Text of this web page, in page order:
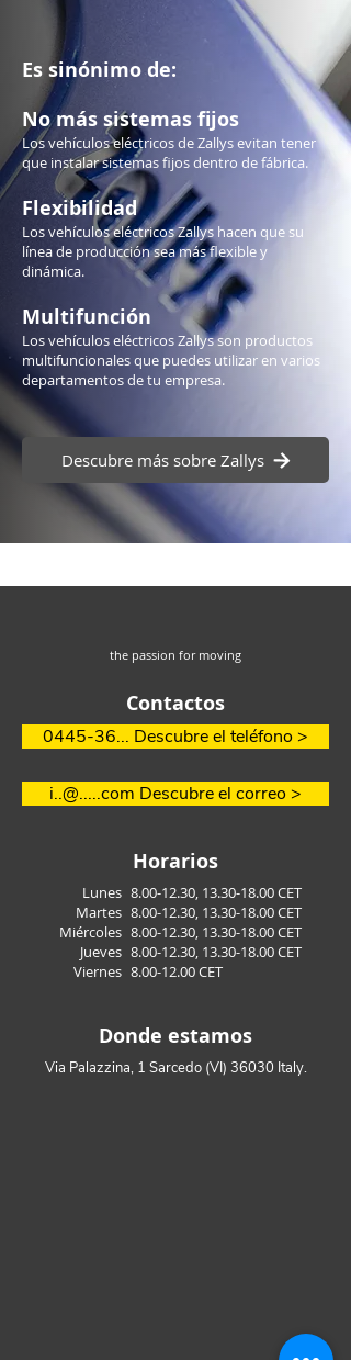
Es sinónimo de:
​No más sistemas fijos
Los vehículos eléctricos de Zallys evitan tener
que instalar sistemas fijos dentro de fábrica.
Flexibilidad
Los vehículos eléctricos Zallys hacen que su
línea de producción sea más flexible y
dinámica.
​Multifunción
Los vehículos eléctricos Zallys son productos
multifuncionales que puedes utilizar en varios
departamentos de tu empresa.
Descubre más sobre Zallys
the passion for moving
Contactos
0445-36... Descubre el teléfono >
i..@.....com Descubre el correo >
Horarios
Lunes
Martes
Miércoles
Jueves
Viernes
8.00-12.30, 13.30-18.00CET
8.00-12.30, 13.30-18.00CET
8.00-12.30, 13.30-18.00CET
8.00-12.30, 13.30-18.00CET
8.00-12.00CET
Donde estamos
Via Palazzina, 1 Sarcedo (VI) 36030 Italy.